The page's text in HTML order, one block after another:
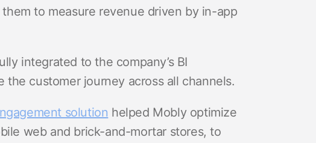
to measure revenue driven by in-app
integrated to the company’s BI
customer journey across all channels.
solution helped Mobly optimize
web and brick-and-mortar stores, to